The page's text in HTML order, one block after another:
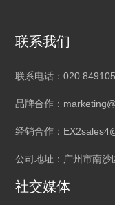
联系我们
联系电话：020
品牌合作：
经销合作：
公司地址：广州市南
社交媒体